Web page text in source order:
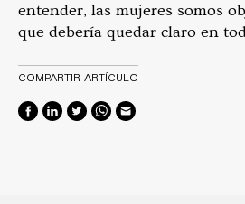
entender, las mujeres somos
que debería quedar claro en
COMPARTIR ARTÍCULO